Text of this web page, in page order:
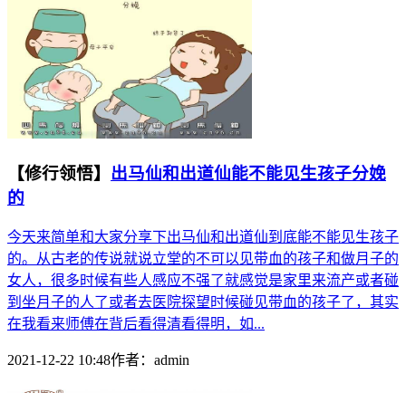
【修行领悟】 出马仙和出道仙能不能见生孩子分娩
的
今天来简单和大家分享下出马仙和出道仙到底能不能见生孩子
的。从古老的传说就说立堂的不可以见带血的孩子和做月子的
女人，很多时候有些人感应不强了就感觉是家里来流产或者碰
到坐月子的人了或者去医院探望时候碰见带血的孩子了，其实
在我看来师傅在背后看得清看得明，如...
2021-12-22 10:48作者： admin